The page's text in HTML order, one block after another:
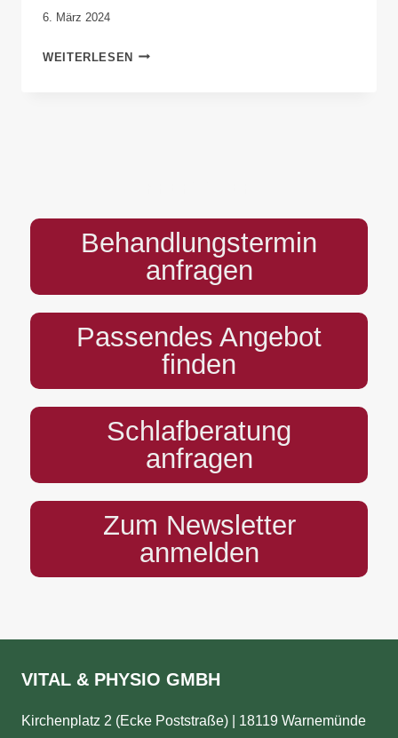
Von
Krause
6. März 2024
WEITERLESEN
Behandlungstermin
anfragen
Passendes Angebot
finden
Schlafberatung
anfragen
Zum Newsletter
anmelden
VITAL & PHYSIO GMBH
Kirchenplatz 2 (Ecke Poststraße) | 18119 Warnemünde